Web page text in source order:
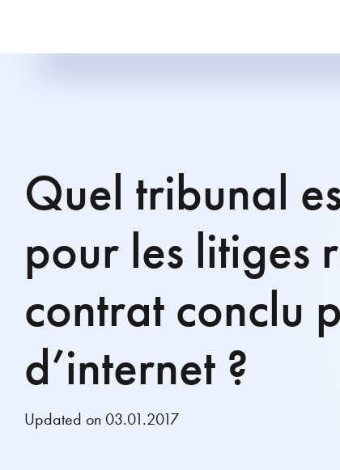
Quel tribunal
pour les litiges
contrat conclu
d’internet ?
Updated on 03.01.2017